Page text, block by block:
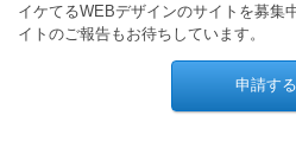
イケてるWEBデザインのサイトを募集
イトのご報告もお待ちしています。